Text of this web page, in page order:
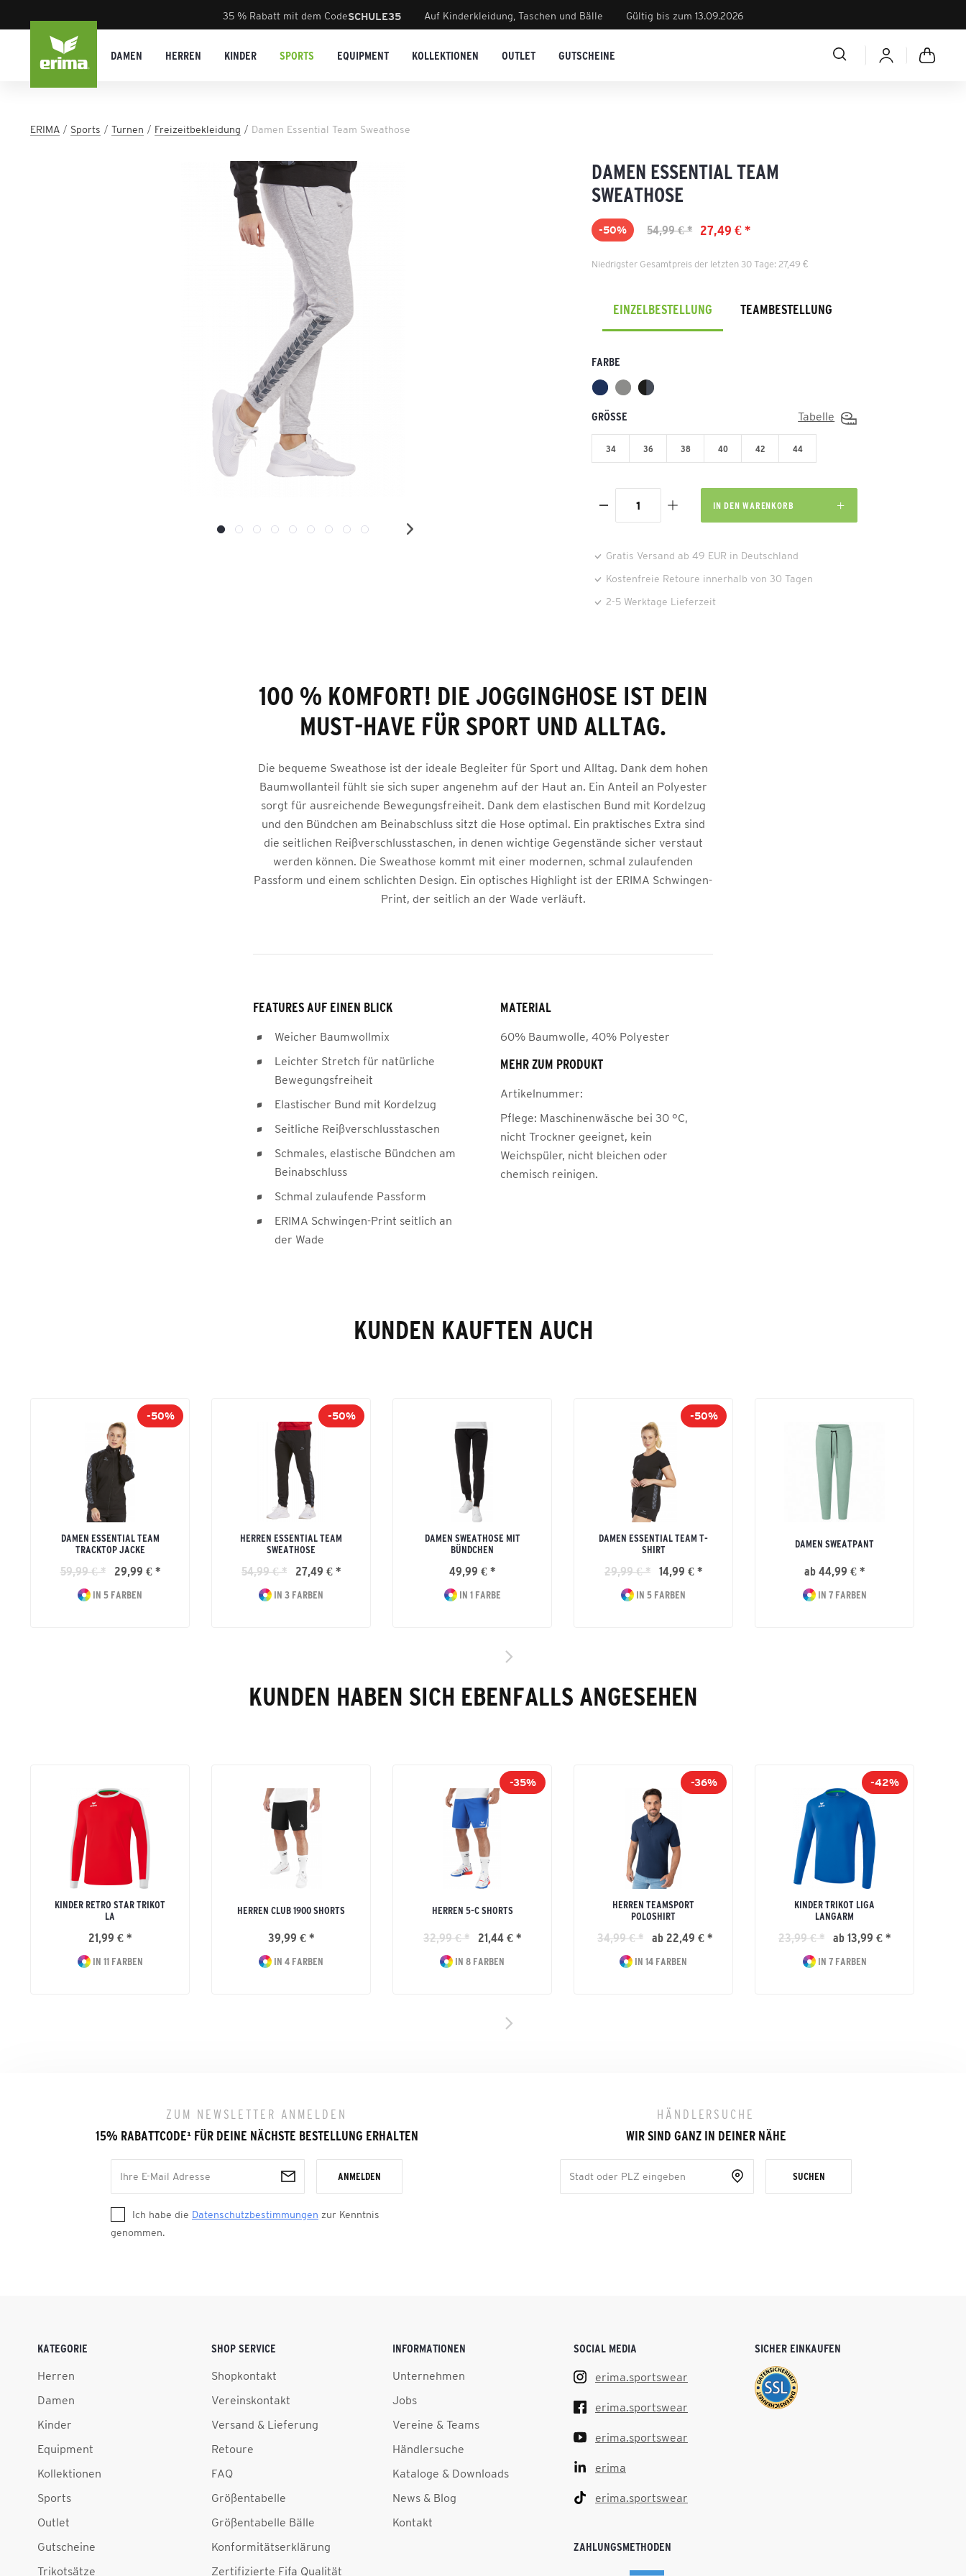
35 % Rabatt mit dem CodeSCHULE35 Auf Kinderkleidung, Taschen und Bälle Gültig bis zum 13.09.2026
DAMEN HERREN KINDER SPORTS EQUIPMENT KOLLEKTIONEN OUTLET GUTSCHEINE
ERIMA Sports Turnen Freizeitbekleidung Damen Essential Team Sweathose
DAMEN ESSENTIAL TEAM
SWEATHOSE
27,49 € *
54,99 € *
-50%
Niedrigster Gesamtpreis der letzten 30 Tage: 27,49 €
EINZELBESTELLUNG TEAMBESTELLUNG
FARBE
GRÖSSE Tabelle
34 36 38 40 42 44
IN DEN WARENKORB
Gratis Versand ab 49 EUR in Deutschland
Kostenfreie Retoure innerhalb von 30 Tagen
2-5 Werktage Lieferzeit
100 % KOMFORT! DIE JOGGINGHOSE IST DEIN
MUST-HAVE FÜR SPORT UND ALLTAG.
Die bequeme Sweathose ist der ideale Begleiter für Sport und Alltag. Dank dem hohen
Baumwollanteil fühlt sie sich super angenehm auf der Haut an. Ein Anteil an Polyester
sorgt für ausreichende Bewegungsfreiheit. Dank dem elastischen Bund mit Kordelzug
und den Bündchen am Beinabschluss sitzt die Hose optimal. Ein praktisches Extra sind
die seitlichen Reißverschlusstaschen, in denen wichtige Gegenstände sicher verstaut
werden können. Die Sweathose kommt mit einer modernen, schmal zulaufenden
Passform und einem schlichten Design. Ein optisches Highlight ist der ERIMA Schwingen-
Print, der seitlich an der Wade verläuft.
FEATURES AUF EINEN BLICK
Weicher Baumwollmix
Leichter Stretch für natürliche
Bewegungsfreiheit
Elastischer Bund mit Kordelzug
Seitliche Reißverschlusstaschen
Schmales, elastische Bündchen am
Beinabschluss
Schmal zulaufende Passform
ERIMA Schwingen-Print seitlich an
der Wade
MATERIAL
60% Baumwolle, 40% Polyester
MEHR ZUM PRODUKT
Artikelnummer:
Pflege: Maschinenwäsche bei 30 °C,
nicht Trockner geeignet, kein
Weichspüler, nicht bleichen oder
chemisch reinigen.
KUNDEN KAUFTEN AUCH
-50%
DAMEN ESSENTIAL TEAM
TRACKTOP JACKE
59,99 € * 29,99 € *
IN 5 FARBEN
-50%
HERREN ESSENTIAL TEAM
SWEATHOSE
54,99 € * 27,49 € *
IN 3 FARBEN
DAMEN SWEATHOSE MIT
BÜNDCHEN
49,99 € *
IN 1 FARBE
-50%
DAMEN ESSENTIAL TEAM T-
SHIRT
29,99 € * 14,99 € *
IN 5 FARBEN
DAMEN SWEATPANT
ab 44,99 € *
IN 7 FARBEN
KUNDEN HABEN SICH EBENFALLS ANGESEHEN
KINDER RETRO STAR TRIKOT
LA
21,99 € *
IN 11 FARBEN
HERREN CLUB 1900 SHORTS
39,99 € *
IN 4 FARBEN
-35%
HERREN 5-C SHORTS
32,99 € * 21,44 € *
IN 8 FARBEN
-36%
HERREN TEAMSPORT
POLOSHIRT
34,99 € * ab 22,49 € *
IN 14 FARBEN
-42%
KINDER TRIKOT LIGA
LANGARM
23,99 € * ab 13,99 € *
IN 7 FARBEN
ZUM NEWSLETTER ANMELDEN
15% RABATTCODE¹FÜR DEINE NÄCHSTE BESTELLUNG ERHALTEN
ANMELDEN
Ich habe die Datenschutzbestimmungen zur Kenntnis
genommen.
HÄNDLERSUCHE
WIR SIND GANZ IN DEINER NÄHE
SUCHEN
KATEGORIE
Herren
Damen
Kinder
Equipment
Kollektionen
Sports
Outlet
Gutscheine
Trikotsätze
SHOP SERVICE
Shopkontakt
Vereinskontakt
Versand & Lieferung
Retoure
FAQ
Größentabelle
Größentabelle Bälle
Konformitätserklärung
Zertifizierte Fifa Qualität
INFORMATIONEN
Unternehmen
Jobs
Vereine & Teams
Händlersuche
Kataloge & Downloads
News & Blog
Kontakt
SOCIAL MEDIA
erima.sportswear
erima.sportswear
erima.sportswear
erima
erima.sportswear
ZAHLUNGSMETHODEN
SICHER EINKAUFEN